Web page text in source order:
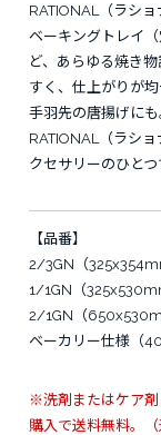
RATIONAL（ラシ
ベーキングトレイ
ど、あらゆる焼き
すく、仕上がりが
手羽先の唐揚げにも
RATIONAL（ラシ
クセサリーのひとつ
【品番】
2/3GN（
1/1GN（
2/1GN（
ベーカリー仕様（
※洗剤またはケア
購入で送料無料。